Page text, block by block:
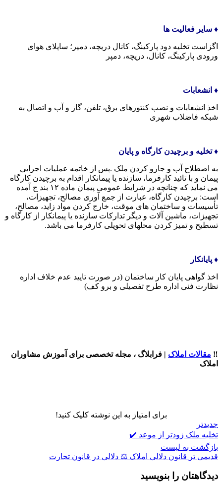
♦️ سایر فعالیت ها
اگزاست تخلیه دود پارکینگ، کانال دریچه، دمپر؛ ساپلای هوای
ورودی پارکینگ، کانال، دریچه، دمپر
♦️ انشعابات
اخذ انشعابات و نصب کنتورهای برق، تلفن، گاز و آب و اتصال به
شبکه فاضلاب شهری
♦️ تخلیه و برچیدن کارگاه و پایان
به اصطلاح آب و جارو کردن ملک .پس از خاتمه عملیات اجرایی
پیمان و با تائید کارفرما، سازنده یا پیمانکار اقدام به برچیدن کارگاه
می نماید که چنانچه در شرایط عمومی پیمان ماده ۱۲ بند ج آمده
است: برچیدن کارگاه، عبارت از جمع آوری مصالح، تجهیزات،
تأسیسات و ساختمان های موقت، خارج کردن مواد زاید، مصالح،
تجهیزات، ماشین آلات و دیگر تدارکات سازنده یا پیمانکار از کارگاه و
تسطیح و تمیز کردن محلهای تحویلی کارفرما می باشد.
♦️ پایانکار
اخذ گواهی پایان کار ساختمان (در صورت تایید عدم خلاف اداره
نظارت فنی اداره طرح تفصیلی و برو کف)
‼️ مقالات املاک | فرابلاگ ، مجله تخصصی برای آموزش مشاوران
املاک
برای امتیاز به این نوشته کلیک کنید!
جدیدتر
تخلیه ملک زودتر از موعد ✔️
بازگشت به لیست
قدیمی تر قانون دلالی املاک ⚖️ دلالی در قانون تجارت
دیدگاهتان را بنویسید